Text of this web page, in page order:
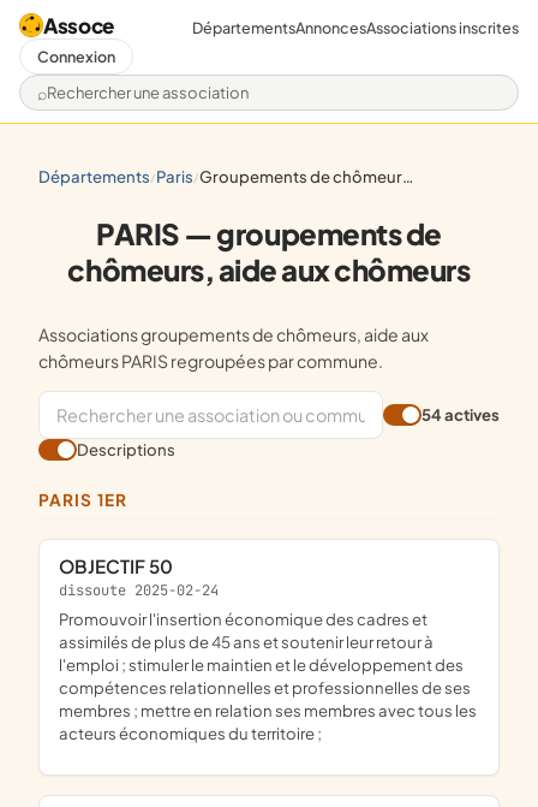
Assoce
Rechercher une association
DépartementsAnnoncesAssociations inscrites
Connexion
départements/ paris/ groupements de chômeurs, aide aux chômeurs
PARIS — groupements de
chômeurs, aide aux chômeurs
Associations groupements de chômeurs, aide aux
chômeurs PARIS regroupées par commune.
54 actives
Descriptions
PARIS 1ER
OBJECTIF 50
dissoute 2025-02-24
promouvoir l'insertion économique des cadres et
assimilés de plus de 45 ans et soutenir leur retour à
l'emploi ; stimuler le maintien et le développement des
compétences relationnelles et professionnelles de ses
membres ; mettre en relation ses membres avec tous les
acteurs économiques du territoire ;